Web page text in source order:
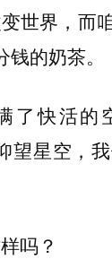
世界，而
的奶茶。
了快活的
望星空，
吗？